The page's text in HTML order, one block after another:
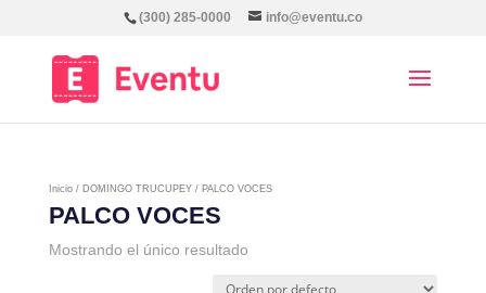
(300) 285-0000 info@eventu.co
Inicio/ DOMINGO TRUCUPEY/ PALCO VOCES
PALCO VOCES
Mostrando el único resultado